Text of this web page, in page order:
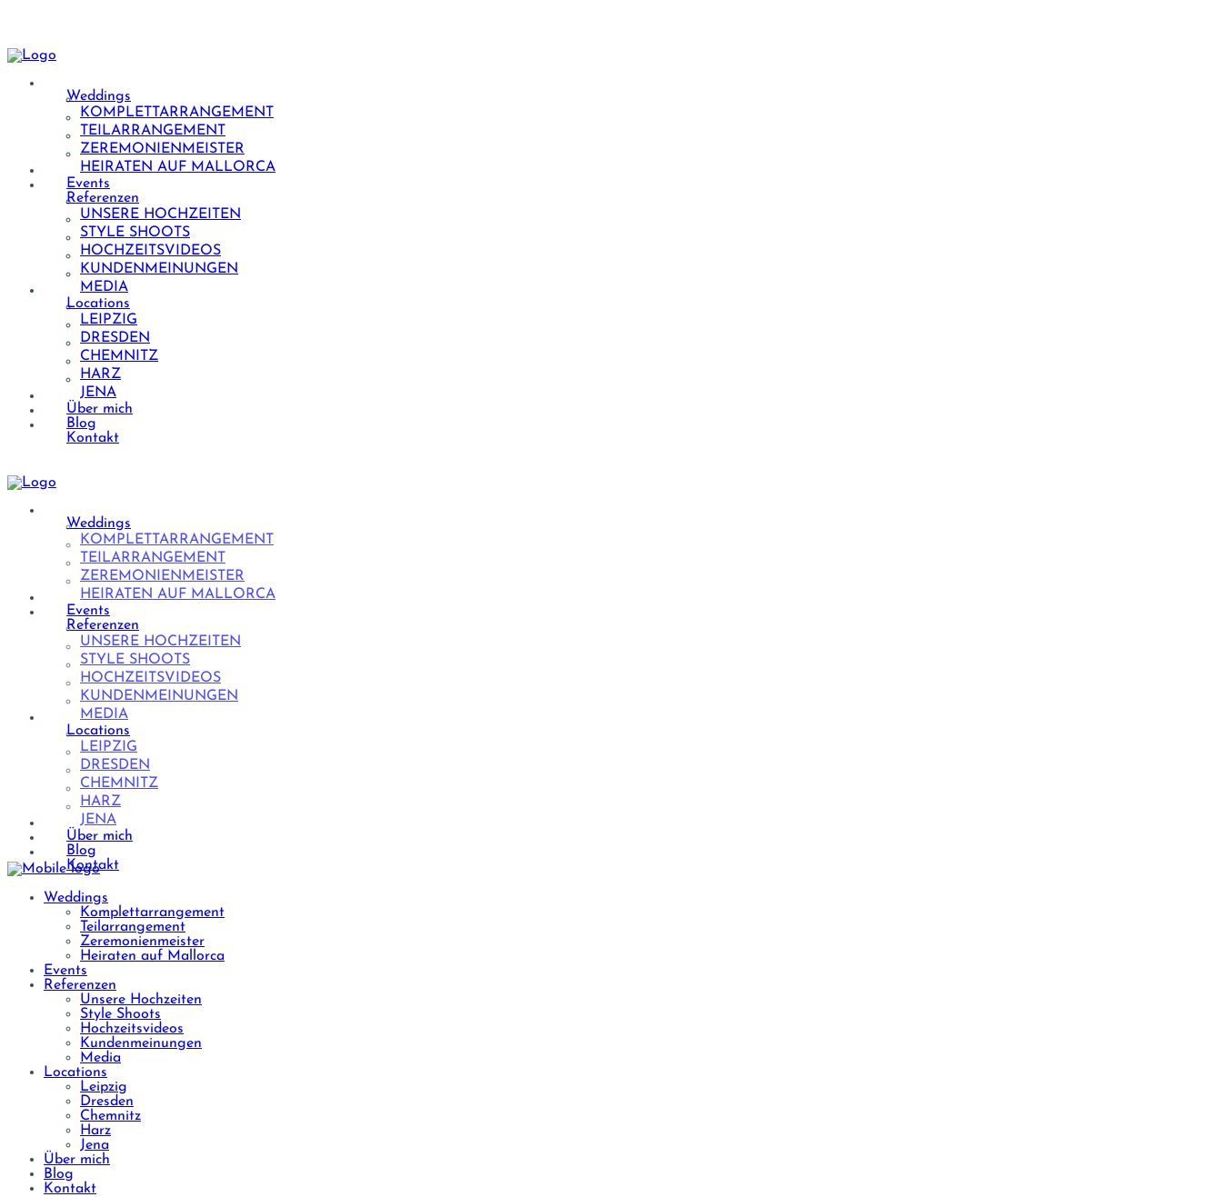
Weddings
KOMPLETTARRANGEMENT
TEILARRANGEMENT
ZEREMONIENMEISTER
HEIRATEN AUF MALLORCA
Events
Referenzen
UNSERE HOCHZEITEN
STYLE SHOOTS
HOCHZEITSVIDEOS
KUNDENMEINUNGEN
MEDIA
Locations
LEIPZIG
DRESDEN
CHEMNITZ
HARZ
JENA
Über mich
Blog
Kontakt
Weddings
KOMPLETTARRANGEMENT
TEILARRANGEMENT
ZEREMONIENMEISTER
HEIRATEN AUF MALLORCA
Events
Referenzen
UNSERE HOCHZEITEN
STYLE SHOOTS
HOCHZEITSVIDEOS
KUNDENMEINUNGEN
MEDIA
Locations
LEIPZIG
DRESDEN
CHEMNITZ
HARZ
JENA
Über mich
Blog
Kontakt
Weddings
Komplettarrangement
Teilarrangement
Zeremonienmeister
Heiraten auf Mallorca
Events
Referenzen
Unsere Hochzeiten
Style Shoots
Hochzeitsvideos
Kundenmeinungen
Media
Locations
Leipzig
Dresden
Chemnitz
Harz
Jena
Über mich
Blog
Kontakt